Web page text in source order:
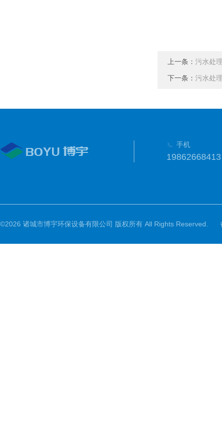
上一条： 污水处
下一条： 污水处
手机
19862668413
©2026 诸城市博宇环保设备有限公司 版权所有 All Rights Reserved.